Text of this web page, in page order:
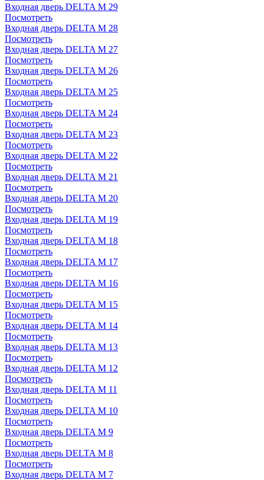
Входная дверь DELTA M 29
Посмотреть
Входная дверь DELTA M 28
Посмотреть
Входная дверь DELTA M 27
Посмотреть
Входная дверь DELTA M 26
Посмотреть
Входная дверь DELTA M 25
Посмотреть
Входная дверь DELTA M 24
Посмотреть
Входная дверь DELTA M 23
Посмотреть
Входная дверь DELTA M 22
Посмотреть
Входная дверь DELTA M 21
Посмотреть
Входная дверь DELTA M 20
Посмотреть
Входная дверь DELTA M 19
Посмотреть
Входная дверь DELTA M 18
Посмотреть
Входная дверь DELTA M 17
Посмотреть
Входная дверь DELTA M 16
Посмотреть
Входная дверь DELTA M 15
Посмотреть
Входная дверь DELTA M 14
Посмотреть
Входная дверь DELTA M 13
Посмотреть
Входная дверь DELTA M 12
Посмотреть
Входная дверь DELTA M 11
Посмотреть
Входная дверь DELTA M 10
Посмотреть
Входная дверь DELTA M 9
Посмотреть
Входная дверь DELTA M 8
Посмотреть
Входная дверь DELTA M 7